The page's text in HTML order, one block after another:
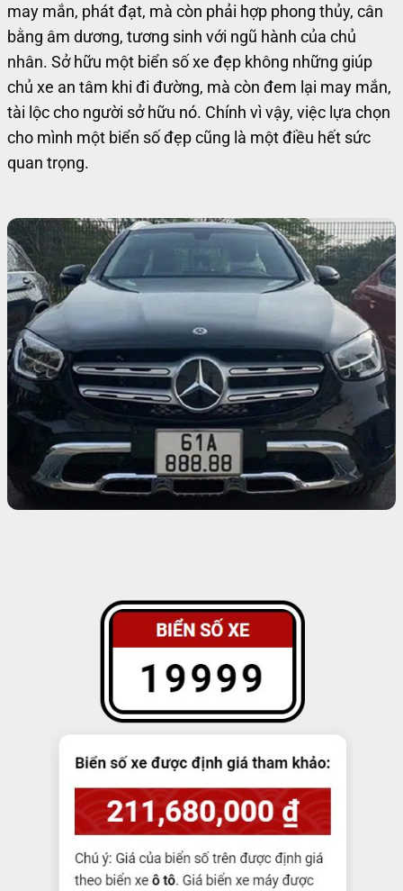
may mắn, phát đạt, mà còn phải hợp phong thủy, cân
bằng âm dương, tương sinh với ngũ hành của chủ
nhân. Sở hữu một biển số xe đẹp không những giúp
chủ xe an tâm khi đi đường, mà còn đem lại may mắn,
tài lộc cho người sở hữu nó. Chính vì vậy, việc lựa chọn
cho mình một biển số đẹp cũng là một điều hết sức
quan trọng.